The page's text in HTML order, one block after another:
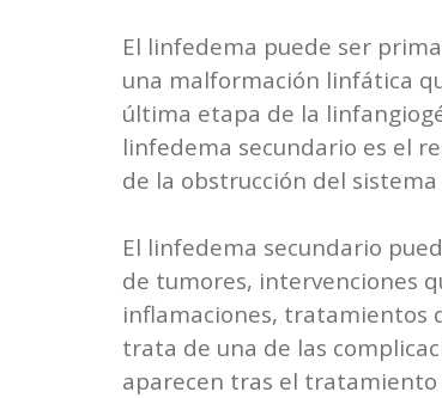
El linfedema puede ser
una malformación linfática
última etapa de la
linfedema secundario es el
de la obstrucción del
El linfedema secundario
de tumores, intervenciones
inflamaciones, tratamientos
trata de una de las
aparecen tras el